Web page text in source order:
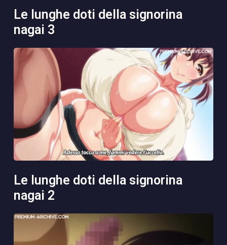
le lunghe doti della signorina
nagai 3
le lunghe doti della signorina
nagai 2